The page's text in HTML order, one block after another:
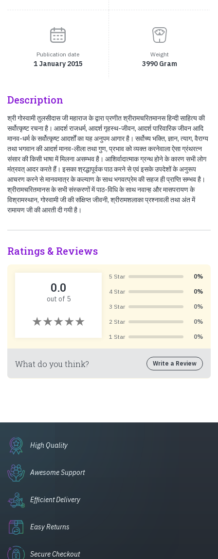
Publication date
1 January 2015
Weight
3990 Gram
Description
श्री गोस्वामी तुलसीदास जी महाराज के द्वारा प्रणीत श्रीरामचरितमानस हिन्दी साहित्य की
सर्वोत्कृष्ट रचना है। आदर्श राजधर्म, आदर्श गृहस्थ-जीवन, आदर्श पारिवारिक जीवन आदि
मानव-धर्म के सर्वोत्कृष्ट आदर्शों का यह अनुपम आगार है। सर्वोच्य भक्ति, ज्ञान, त्याग, वैराग्य
तथा भगवान की आदर्श मानव-लीला तथा गुण, प्रभाव को व्यक्त करनेवाला ऐसा ग्रंथरत्न
संसार की किसी भाषा में मिलना असम्भव है। आशिर्वादात्माक ग्रन्थ होने के कारण सभी लोग
मंत्रवत् आदर करते हैं। इसका श्रद्धापूर्वक पाठ करने से एवं इसके उपदेशों के अनुरूप
आचरण करने से मानवमात्र के कल्याण के साथ भगवत्प्रेम की सहज ही प्राप्ति सम्भव है।
श्रीरामचरितमानस के सभी संस्करणों में पाठ-विधि के साथ नवान्ह और मासपरायण के
विश्रामस्थान, गोस्वामी जी की संक्षिप्त जीवनी, श्रीरामशलाका प्रश्नावली तथा अंत में
रामायण जी की आरती दी गयी है।
Ratings & Reviews
0.0
out of 5
5 Star 0%
4 Star 0%
3 Star 0%
2 Star 0%
1 Star 0%
What do you think? Write a Review
High Quality
Awesome Support
Efficient Delivery
Easy Returns
Secure Checkout